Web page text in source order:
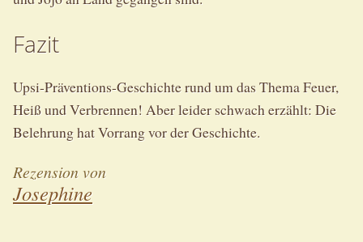
Fazit
Upsi-Präventions-Geschichte rund um das Thema Feuer,
Heiß und Verbrennen! Aber leider schwach erzählt: Die
Belehrung hat Vorrang vor der Geschichte.
Rezension von
Josephine